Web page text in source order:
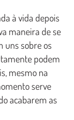
à vida depois
maneira de se
uns sobre os
podem
mesmo na
serve
acabarem as